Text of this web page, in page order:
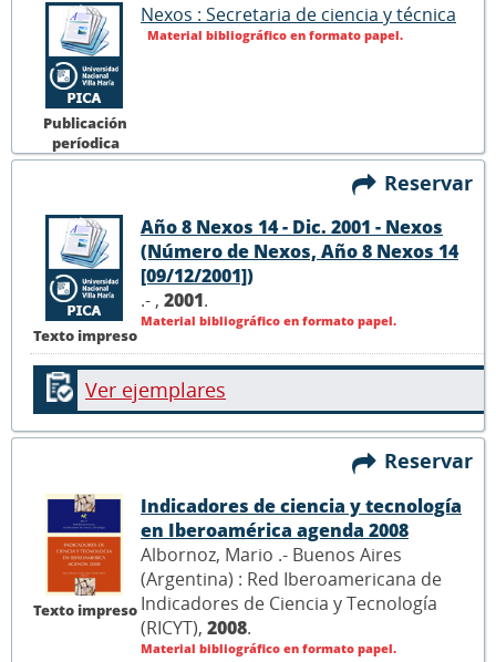
Publicación
períodica
Nexos : Secretaria de ciencia y técnica
Material bibliográfico en formato papel.
Reservar
Texto impreso
Año 8 Nexos 14 - Dic. 2001 - Nexos
(Número de Nexos, Año 8 Nexos 14
[09/12/2001])
.- , 2001.
Material bibliográfico en formato papel.
Ver ejemplares
Reservar
Texto impreso
Indicadores de ciencia y tecnología
en Iberoamérica agenda 2008
Albornoz, Mario .- Buenos Aires
(Argentina) : Red Iberoamericana de
Indicadores de Ciencia y Tecnología
(RICYT), 2008.
Material bibliográfico en formato papel.